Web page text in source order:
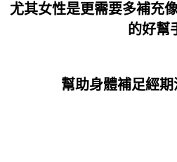
尤其女性是更需要多補充
的好幫
幫助身體補足經